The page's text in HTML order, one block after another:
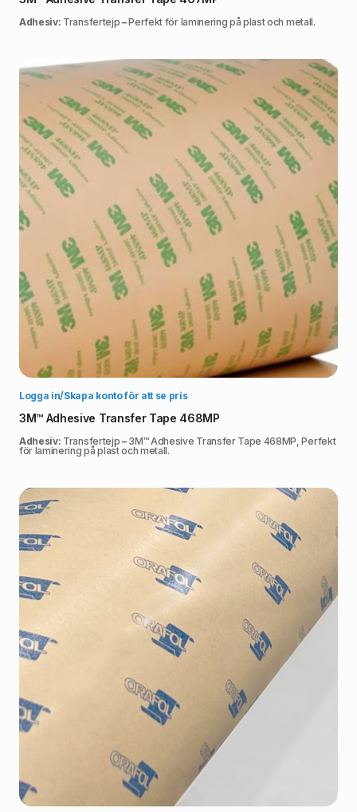
Adhesiv: Transfertejp –Perfekt för laminering på plast och metall.
Logga in/Skapa konto för att se pris
3M™ Adhesive Transfer Tape 468MP
Adhesiv: Transfertejp –3M™ Adhesive Transfer Tape 468MP, Perfekt
för laminering på plast och metall.